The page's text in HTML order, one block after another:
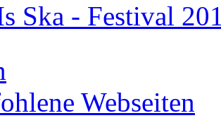
Ska - Festival
Webseiten